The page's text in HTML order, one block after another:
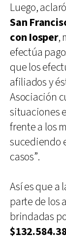
Luego,
San
con Iosper,
efectúa
que los
afiliados y
Asociación
situaciones
frente a los
sucediendo
casos”.
Así es que a
parte de los
brindadas